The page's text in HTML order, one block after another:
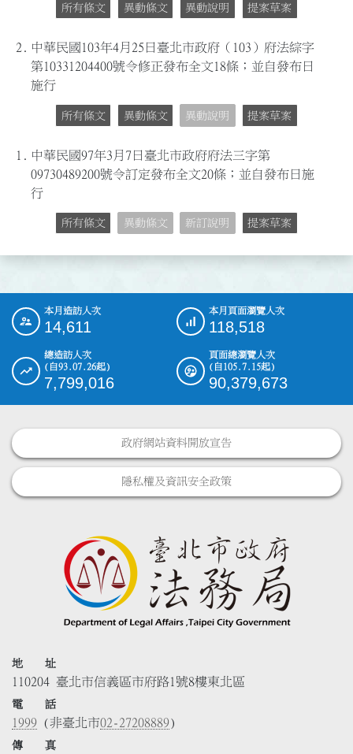
所有條文 異動條文 異動說明 提案草案
2. 中華民國103年4月25日臺北市政府（103）府法綜字
第10331204400號令修正發布全文18條；並自發布日
施行
所有條文 異動條文 異動說明 提案草案
1.
中華民國97年3月7日臺北市政府府法三字第
09730489200號令訂定發布全文20條；並自發布日施
行
所有條文 異動條文 新訂說明 提案草案
::: 本月造訪人次
14,611
本月頁面瀏覽人次
118,518
總造訪人次
(自93.07.26起)
7,799,016
頁面總瀏覽人次
(自105.7.15起)
90,379,673
政府網站資料開放宣告
隱私權及資訊安全政策
地 址
110204 臺北市信義區市府路1號8樓東北區
電 話
1999 (非臺北市02-27208889)
傳 真